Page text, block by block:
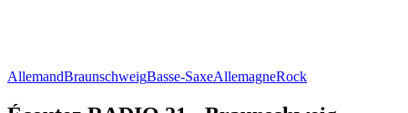
AllemandBraunschweigBasse-SaxeAllemagneRock